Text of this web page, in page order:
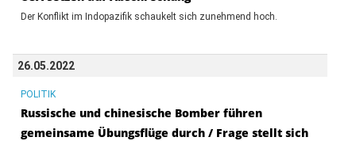
Der Konflikt im Indopazifik schaukelt sich zunehmend hoch.
26.05.2022
POLITIK
Russische und chinesische Bomber führen
gemeinsame Übungsflüge durch / Frage stellt sich